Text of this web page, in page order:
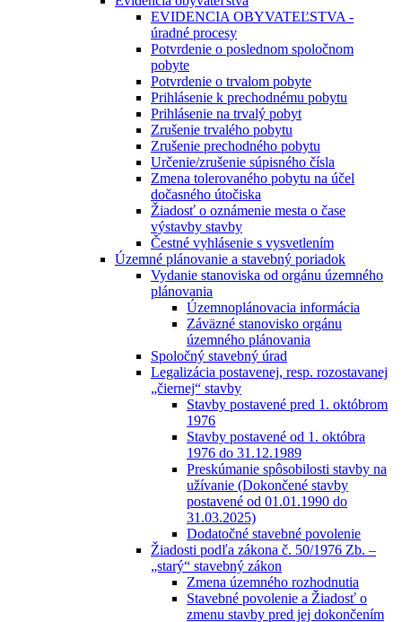
EVIDENCIA OBYVATEĽSTVA -
úradné procesy
Potvrdenie o poslednom spoločnom
pobyte
Potvrdenie o trvalom pobyte
Prihlásenie k prechodnému pobytu
Prihlásenie na trvalý pobyt
Zrušenie trvalého pobytu
Zrušenie prechodného pobytu
Určenie/zrušenie súpisného čísla
Zmena tolerovaného pobytu na účel
dočasného útočiska
Žiadosť o oznámenie mesta o čase
výstavby stavby
Čestné vyhlásenie s vysvetlením
Územné plánovanie a stavebný poriadok
Vydanie stanoviska od orgánu územného
plánovania
Územnoplánovacia informácia
Záväzné stanovisko orgánu
územného plánovania
Spoločný stavebný úrad
Legalizácia postavenej, resp. rozostavanej
„čiernej“ stavby
Stavby postavené pred 1. októbrom
1976
Stavby postavené od 1. októbra
1976 do 31.12.1989
Preskúmanie spôsobilosti stavby na
užívanie (Dokončené stavby
postavené od 01.01.1990 do
31.03.2025)
Dodatočné stavebné povolenie
Žiadosti podľa zákona č. 50/1976 Zb. –
„starý“ stavebný zákon
Zmena územného rozhodnutia
Stavebné povolenie a Žiadosť o
zmenu stavby pred jej dokončením